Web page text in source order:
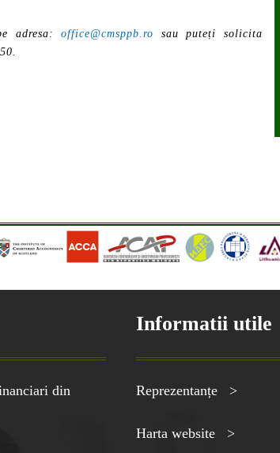
adresa:office@cmsppb.ro sau puteți solicita
din
Informatii utile
Reprezentanțe >
Harta website >